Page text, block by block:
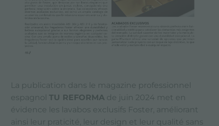
La publication dans le magazine professionnel
espagnolTU REFORMA de juin 2024 met en
évidence les lavabos exclusifs Foster, améliorant
ainsi leur praticité, leur design et leur qualité sans